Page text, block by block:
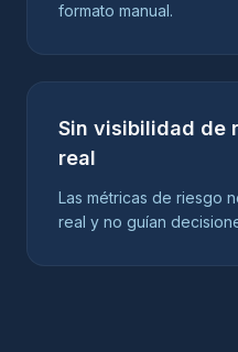
formato manual.
Sin visibilidad de
real
Las métricas de riesgo
real y no guían